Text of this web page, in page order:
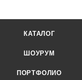
КАТАЛОГ
ШОУРУМ
ПОРТФОЛИО